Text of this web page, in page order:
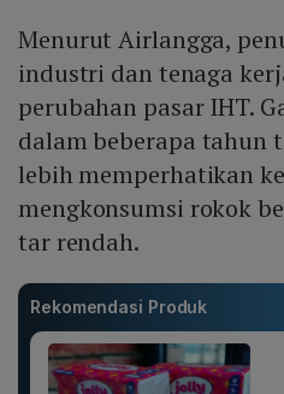
Menurut Airlangga,
industri dan tenaga
perubahan pasar IHT.
dalam beberapa tahun
lebih memperhatikan
mengkonsumsi rokok
tar rendah.
Rekomendasi Produk